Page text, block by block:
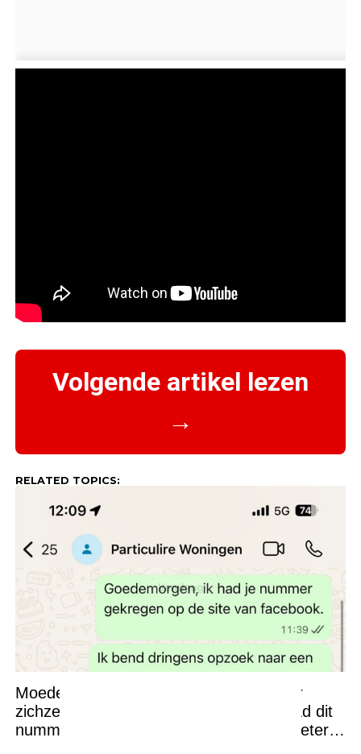
Volgende artikel lezen
→
RELATED TOPICS:
Moeder zoekt dringend een woning voor
zichzelf en haar twee kinderen, maar had dit
nummer van de verhuurder misschien beter